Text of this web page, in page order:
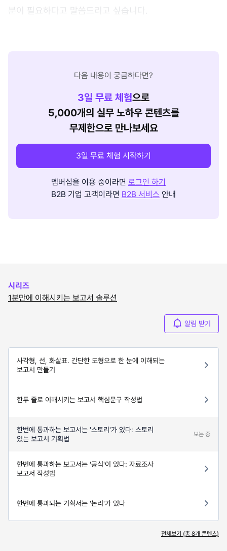
분이 필요하다고 말씀드리고 싶습니다.
다음 내용이 궁금하다면?
3일 무료 체험으로
5,000개의 실무 노하우 콘텐츠를
무제한으로 만나보세요
3일 무료 체험 시작하기
멤버십을 이용 중이라면 로그인 하기
B2B 기업 고객이라면 B2B 서비스 안내
시리즈
1분만에 이해시키는 보고서 솔루션
알림 받기
사각형, 선, 화살표. 간단한 도형으로 한 눈에 이해되는
보고서 만들기
한두 줄로 이해시키는 보고서 핵심문구 작성법
한번에 통과하는 보고서는 '스토리'가 있다: 스토리
있는 보고서 기획법
보는 중
한번에 통과하는 보고서는 ‘공식'이 있다: 자료조사
보고서 작성법
한번에 통과되는 기획서는 '논리'가 있다
전체보기 (총 8개 콘텐츠)